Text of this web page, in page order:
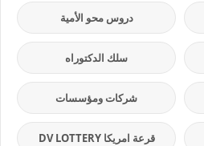
دروس محو الأمية
سلك الدكتوراه
شركات ومؤسسات
قرعة امريكا DV LOTTERY